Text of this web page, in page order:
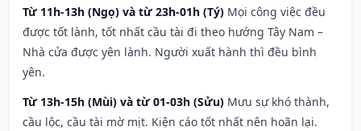
Từ 11h-13h (Ngọ) và từ 23h-01h (Tý) Mọi công việc đều
được tốt lành, tốt nhất cầu tài đi theo hướng Tây Nam –
Nhà cửa được yên lành. Người xuất hành thì đều bình
yên.
Từ 13h-15h (Mùi) và từ 01-03h (Sửu) Mưu sự khó thành,
cầu lộc, cầu tài mờ mịt. Kiện cáo tốt nhất nên hoãn lại.